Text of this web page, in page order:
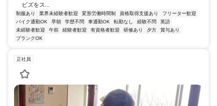
ビズをス...
制服あり 業界未経験者歓迎 変形労働時間制 資格取得支援あり
フリーター歓迎
バイク通勤OK
早朝 学歴不問 車通勤OK 転勤なし 経験不問
英語
未経験者歓迎
午前 経験者歓迎 有資格者歓迎 研修あり 夕方
賞与あり
ブランクOK
正社員